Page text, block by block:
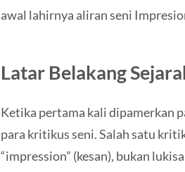
awal lahirnya aliran seni
Latar Belakang
Ketika pertama kali dipamerkan
para kritikus seni. Salah satu
“impression” (kesan), bukan